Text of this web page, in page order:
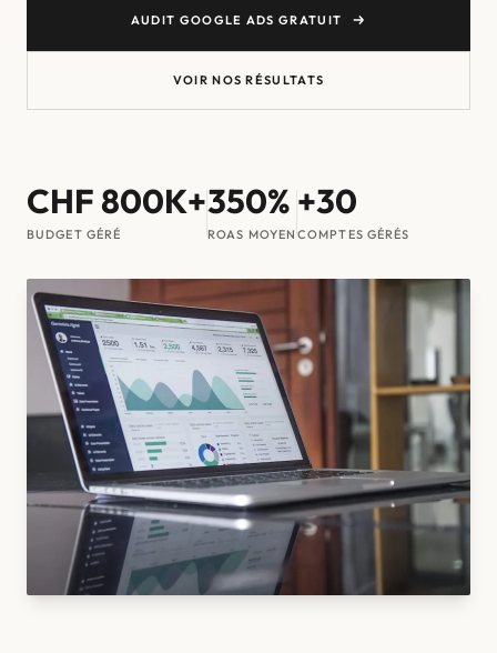
AUDIT GOOGLE ADS GRATUIT
VOIR NOS RÉSULTATS
CHF 800K+
BUDGET GÉRÉ
350%
ROAS MOYEN
+30
COMPTES GÉRÉS